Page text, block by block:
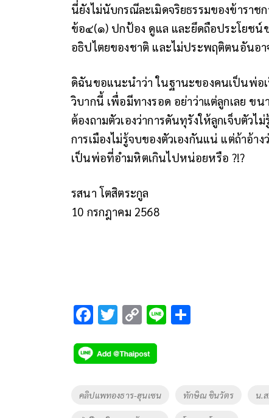
นี่ยังไม่นับกรณีละเมิดจริยธรรมของข้าราชก
ข้อ๔(๑) ปกป้อง ดูแล และยึดถือประโยชน์
อธิปไตยของชาติ และไม่ประพฤติตนอันอา
ดิฉันขอแนะนำว่า ในฐานะของคนเป็นพ่อเ
วิบากนี้ เพื่อมีทางรอด อย่าว่าแต่ลูกเลย ข
ต้องถามตัวเองว่าการดันทุรังให้ลูกเจ็บตัว
การเมืองไม่รู้จบของตัวเองกันแน่ แต่ถ้าอ้า
เป็นพ่อที่อำมหิตเกินไปหน่อยหรือ ?!?
รสนา โตสิตระกูล
10 กรกฎาคม 2568
F
e
b
o
o
T
tt
er
C
p
y
Li
Li
Tags
คลิปแพทองธาร-ฮุนเซน ทักษิณ ชินวัตร น.